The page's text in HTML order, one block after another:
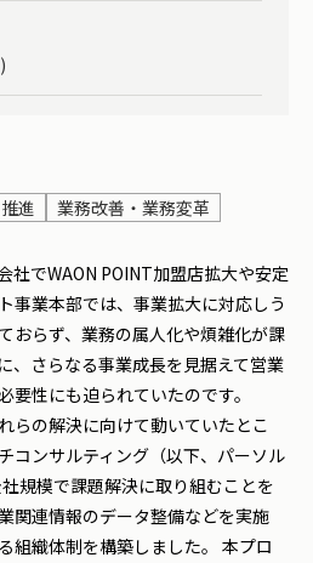
進 業務改善・業務変革
社でWAON POINT加盟店拡大や安定
事業本部では、事業拡大に対応しう
おらず、業務の属人化や煩雑化が課
、さらなる事業成長を見据えて営業
要性にも迫られていたのです。
らの解決に向けて動いていたとこ
コンサルティング（以下、パーソル
規模で課題解決に取り組むことを
関連情報のデータ整備などを実施
組織体制を構築しました。 本プロ